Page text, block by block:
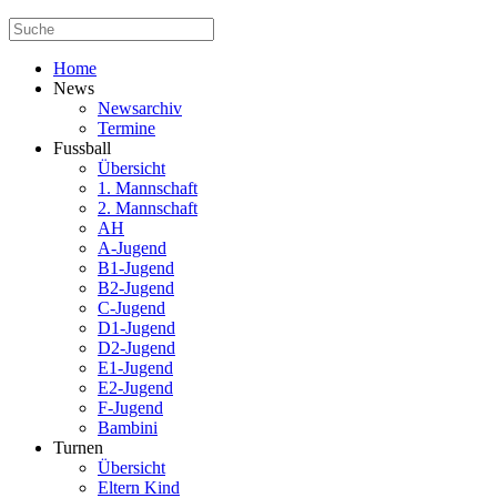
Home
News
Newsarchiv
Termine
Fussball
Übersicht
1. Mannschaft
2. Mannschaft
AH
A-Jugend
B1-Jugend
B2-Jugend
C-Jugend
D1-Jugend
D2-Jugend
E1-Jugend
E2-Jugend
F-Jugend
Bambini
Turnen
Übersicht
Eltern Kind